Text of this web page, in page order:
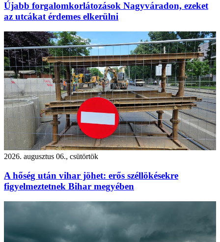
Újabb forgalomkorlátozások Nagyváradon, ezeket
az utcákat érdemes elkerülni
2026. augusztus 06., csütörtök
A hőség után vihar jöhet: erős széllökésekre
figyelmeztetnek Bihar megyében